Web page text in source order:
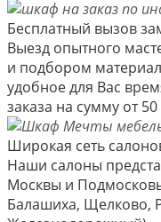
Бесплатный вызов
Выезд опытного
и подбором
удобное для Вас
заказа на сумму от 50
Широкая сеть
Наши салоны
Москвы и
Балашиха, Щелково,